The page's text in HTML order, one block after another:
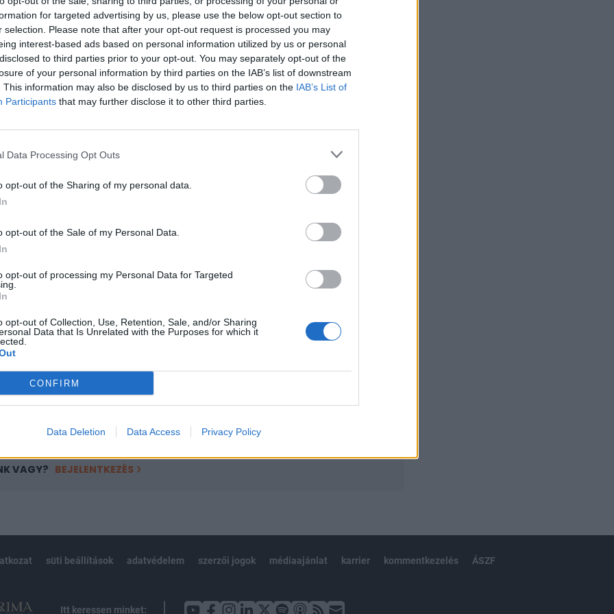
for targeted advertising by us, please use the below opt-out section to
selection. Please note that after your opt-out request is processed you may
interest-based ads based on personal information utilized by us or personal
to third parties prior to your opt-out. You may separately opt-out of the
of your personal information by third parties on the IAB’s list of downstream
This information may also be disclosed by us to third parties on the IAB’s List of
Participants that may further disclose it to other third parties.
Data Processing Opt Outs
opt-out of the Sharing of my personal data.
opt-out of the Sale of my Personal Data.
opt-out of processing my Personal Data for Targeted
opt-out of Collection, Use, Retention, Sale, and/or Sharing
Data that Is Unrelated with the Purposes for which it
CONFIRM
Data Deletion Data Access Privacy Policy
szupermarketlánc, a Carrefour részvényei a ma délelőtti
a médiában megjelent hírek szerint a pénzügyminisztérium
Day 2026Október 21-én jön a Portfolio Investment Day 2026, ahol a piac vezető
a választ a befektetőket leginkább foglalkoztató kérdésekre. Meddig tarthat az AI-
évek nyertesei, mire számíthatunk a részvény-, kötvény-, nyersanyag- és
portfolio.hu hírarchívumához tartozik, melynek olvasása előfizetéses
tartalmazza:
cikkarchívum
elmúlt 2 év napon belüli
VAGY? BEJELENTKEZÉS
süti beállítások adatvédelem szerzői jogok médiaajánlat karrier kommentkezelés ÁSZF
Itt keressen minket: